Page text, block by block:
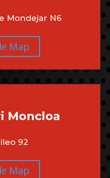
Mondejar N6
Map
Moncloa
92
Map